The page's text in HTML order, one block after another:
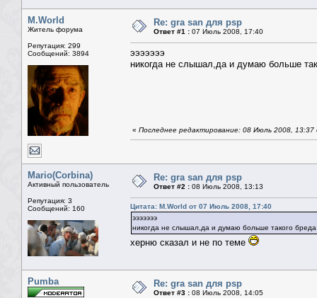
M.World
Житель форума
Репутация: 299
Сообщений: 3894
Re: gra san для psp
Ответ #1 : 07 Июль 2008, 17:40
эээээээ
никогда не слышал,да и думаю больше
« Последнее редактирование: 08 Июль 2008, 13:37
Mario(Corbina)
Активный пользователь
Репутация: 3
Сообщений: 160
Re: gra san для psp
Ответ #2 : 08 Июль 2008, 13:13
Цитата: M.World от 07 Июль 2008, 17:40
эээээээ
никогда не слышал,да и думаю больше такого
херню сказал и не по теме
Pumba Re: gra san для psp
Ответ #3 : 08 Июль 2008, 14:05